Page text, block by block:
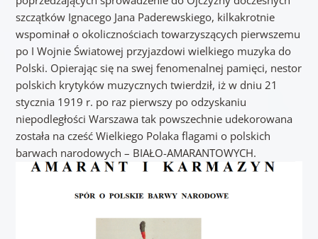
szczątków Ignacego Jana Paderewskiego, kilkakrotnie
wspominał o okolicznościach towarzyszących pierwszemu
po I Wojnie Światowej przyjazdowi wielkiego muzyka do
Polski. Opierając się na swej fenomenalnej pamięci, nestor
polskich krytyków muzycznych twierdził, iż w dniu 21
stycznia 1919 r. po raz pierwszy po odzyskaniu
niepodległości Warszawa tak powszechnie udekorowana
została na cześć Wielkiego Polaka flagami o polskich
barwach narodowych – BIAŁO-AMARANTOWYCH.